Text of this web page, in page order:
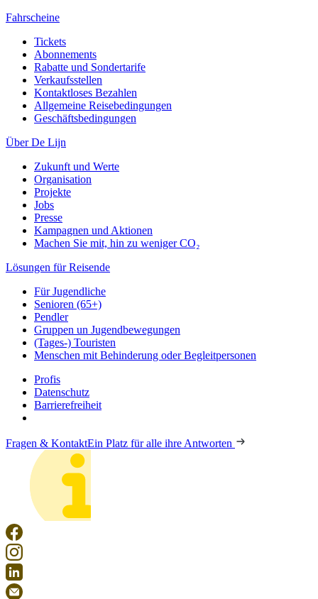
Fahrscheine
Tickets
Abonnements
Rabatte und Sondertarife
Verkaufsstellen
Kontaktloses Bezahlen
Allgemeine Reisebedingungen
Geschäftsbedingungen
Über De Lijn
Zukunft und Werte
Organisation
Projekte
Jobs
Presse
Kampagnen und Aktionen
Machen Sie mit, hin zu weniger CO₂
Lösungen für Reisende
Für Jugendliche
Senioren (65+)
Pendler
Gruppen un Jugendbewegungen
(Tages-) Touristen
Menschen mit Behinderung oder Begleitpersonen
Profis
Datenschutz
Barrierefreiheit
Fragen & KontaktEin Platz für alle ihre Antworten